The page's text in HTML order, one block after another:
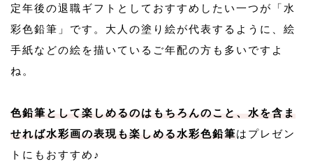
定年後の退職ギフトとしておすすめしたい一つが「水
彩色鉛筆」です。大人の塗り絵が代表するように、絵
手紙などの絵を描いているご年配の方も多いですよ
ね。
色鉛筆として楽しめるのはもちろんのこと、水を含ま
せれば水彩画の表現も楽しめる水彩色鉛筆はプレゼン
トにもおすすめ♪